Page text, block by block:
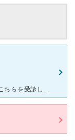
子供の歯並びが気になり、お友達が通っていたこちらを受診しました。 小児矯正分野では、評判がいい先生だと紹介されました。 実際に受診してみたところ、先生は明るいアロハシャツのような診察着で、子供にと